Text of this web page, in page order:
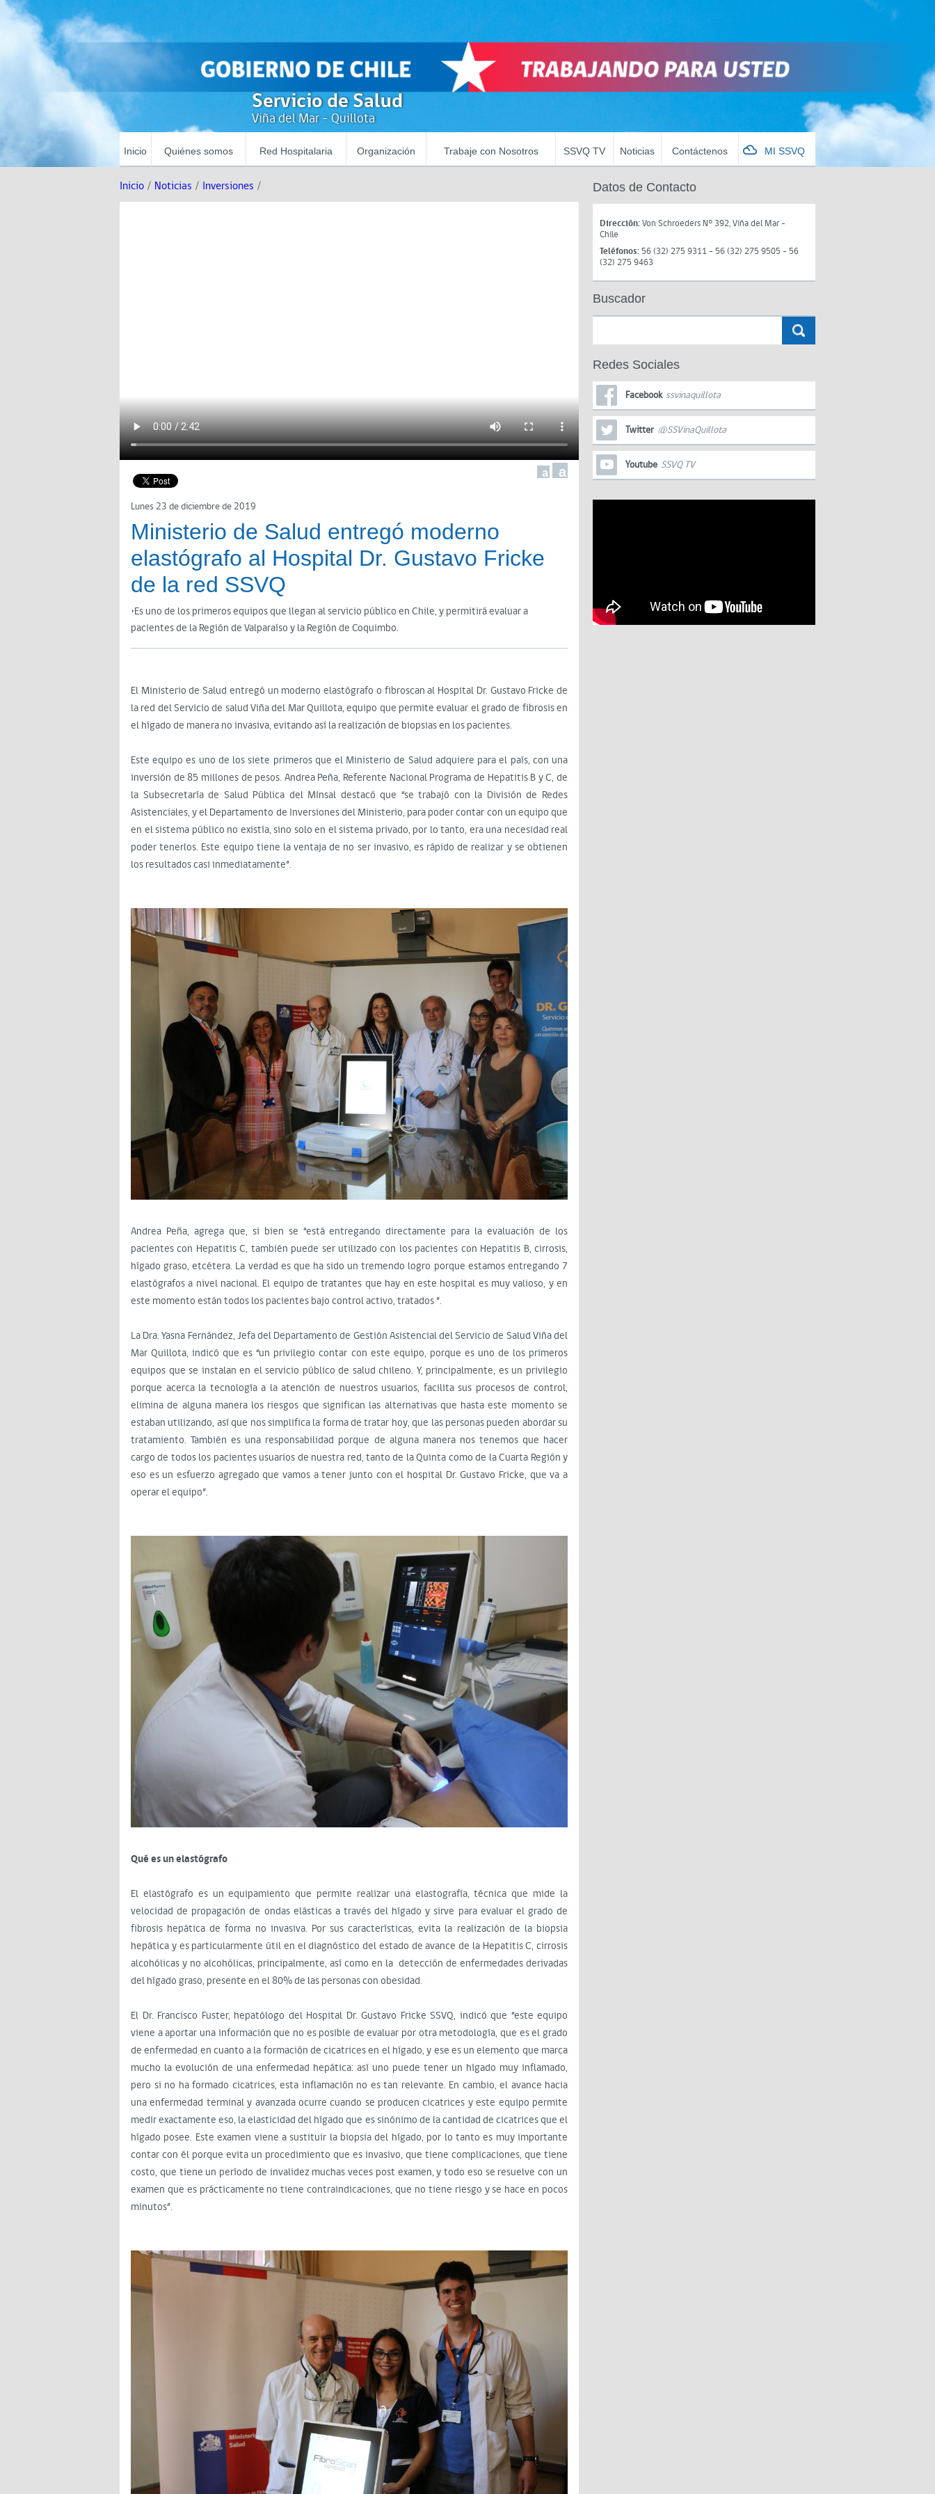
Servicio de Salud
Viña del Mar - Quillota
Inicio Quiénes somos Red Hospitalaria Organización Trabaje con Nosotros SSVQ TV Noticias Contáctenos MI SSVQ
Inicio / Noticias / Inversiones /
a a
Lunes 23 de diciembre de 2019
Ministerio de Salud entregó moderno
elastógrafo al Hospital Dr. Gustavo Fricke
de la red SSVQ
•Es uno de los primeros equipos que llegan al servicio público en Chile, y permitirá evaluar a
pacientes de la Región de Valparaíso y la Región de Coquimbo.
El Ministerio de Salud entregó un moderno elastógrafo o fibroscan al Hospital Dr. Gustavo Fricke de
la red del Servicio de salud Viña del Mar Quillota, equipo que permite evaluar el grado de fibrosis en
el hígado de manera no invasiva, evitando así la realización de biopsias en los pacientes.
Este equipo es uno de los siete primeros que el Ministerio de Salud adquiere para el país, con una
inversión de 85 millones de pesos. Andrea Peña, Referente Nacional Programa de Hepatitis B y C, de
la Subsecretaría de Salud Pública del MInsal destacó que “se trabajó con la División de Redes
Asistenciales, y el Departamento de Inversiones del Ministerio, para poder contar con un equipo que
en el sistema público no existía, sino solo en el sistema privado, por lo tanto, era una necesidad real
poder tenerlos. Este equipo tiene la ventaja de no ser invasivo, es rápido de realizar y se obtienen
los resultados casi inmediatamente”.
Andrea Peña, agrega que, si bien se “está entregando directamente para la evaluación de los
pacientes con Hepatitis C, también puede ser utilizado con los pacientes con Hepatitis B, cirrosis,
hígado graso, etcétera. La verdad es que ha sido un tremendo logro porque estamos entregando 7
elastógrafos a nivel nacional. El equipo de tratantes que hay en este hospital es muy valioso, y en
este momento están todos los pacientes bajo control activo, tratados ”.
La Dra. Yasna Fernández, Jefa del Departamento de Gestión Asistencial del Servicio de Salud Viña del
Mar Quillota, indicó que es “un privilegio contar con este equipo, porque es uno de los primeros
equipos que se instalan en el servicio público de salud chileno. Y, principalmente, es un privilegio
porque acerca la tecnología a la atención de nuestros usuarios, facilita sus procesos de control,
elimina de alguna manera los riesgos que significan las alternativas que hasta este momento se
estaban utilizando, así que nos simplifica la forma de tratar hoy, que las personas pueden abordar su
tratamiento. También es una responsabilidad porque de alguna manera nos tenemos que hacer
cargo de todos los pacientes usuarios de nuestra red, tanto de la Quinta como de la Cuarta Región y
eso es un esfuerzo agregado que vamos a tener junto con el hospital Dr. Gustavo Fricke, que va a
operar el equipo”.
Qué es un elastógrafo
El elastógrafo es un equipamiento que permite realizar una elastografía, técnica que mide la
velocidad de propagación de ondas elásticas a través del hígado y sirve para evaluar el grado de
fibrosis hepática de forma no invasiva. Por sus características, evita la realización de la biopsia
hepática y es particularmente útil en el diagnóstico del estado de avance de la Hepatitis C, cirrosis
alcohólicas y no alcohólicas, principalmente, así como en la detección de enfermedades derivadas
del hígado graso, presente en el 80% de las personas con obesidad.
El Dr. Francisco Fuster, hepatólogo del Hospital Dr. Gustavo Fricke SSVQ, indicó que “este equipo
viene a aportar una información que no es posible de evaluar por otra metodología, que es el grado
de enfermedad en cuanto a la formación de cicatrices en el hígado, y ese es un elemento que marca
mucho la evolución de una enfermedad hepática: así uno puede tener un hígado muy inflamado,
pero si no ha formado cicatrices, esta inflamación no es tan relevante. En cambio, el avance hacia
una enfermedad terminal y avanzada ocurre cuando se producen cicatrices y este equipo permite
medir exactamente eso, la elasticidad del hígado que es sinónimo de la cantidad de cicatrices que el
hígado posee. Este examen viene a sustituir la biopsia del hígado, por lo tanto es muy importante
contar con él porque evita un procedimiento que es invasivo, que tiene complicaciones, que tiene
costo, que tiene un período de invalidez muchas veces post examen, y todo eso se resuelve con un
examen que es prácticamente no tiene contraindicaciones, que no tiene riesgo y se hace en pocos
minutos”.
Datos de Contacto
Dirección:Von Schroeders N° 392, Viña del Mar -
Chile
Teléfonos: 56 (32) 275 9311 - 56 (32) 275 9505 - 56
(32) 275 9463
Buscador
Redes Sociales
Facebook ssvinaquillota
Twitter @SSVinaQuillota
Youtube SSVQ TV